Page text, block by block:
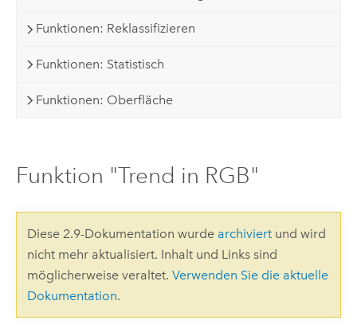
Funktionen: Reklassifizieren
Funktionen: Statistisch
Funktionen: Oberfläche
Funktion "Trend in RGB"
Diese 2.9-Dokumentation wurde archiviertund wird
nicht mehr aktualisiert. Inhalt und Links sind
möglicherweise veraltet. Verwenden Sie die aktuelle
Dokumentation.